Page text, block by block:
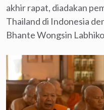
akhir rapat, diadakan
Thailand di Indonesia
Bhante Wongsin